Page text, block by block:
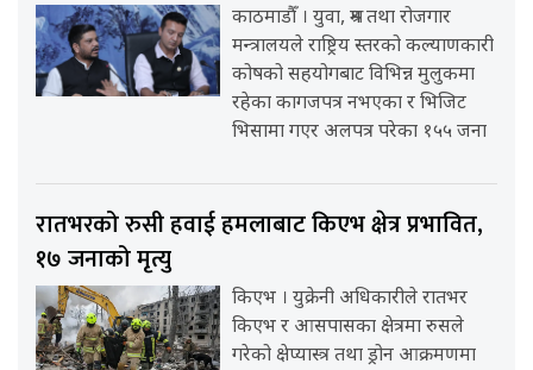
काठमाडौँ । युवा, श्रम तथा रोजगार
मन्त्रालयले राष्ट्रिय स्तरको कल्याणकारी
कोषको सहयोगबाट विभिन्न मुलुकमा
रहेका कागजपत्र नभएका र भिजिट
भिसामा गएर अलपत्र परेका १५५ जना
रातभरको रुसी हवाई हमलाबाट किएभ क्षेत्र प्रभावित,
१७ जनाको मृत्यु
किएभ । युक्रेनी अधिकारीले रातभर
किएभ र आसपासका क्षेत्रमा रुसले
गरेको क्षेप्यास्त्र तथा ड्रोन आक्रमणमा